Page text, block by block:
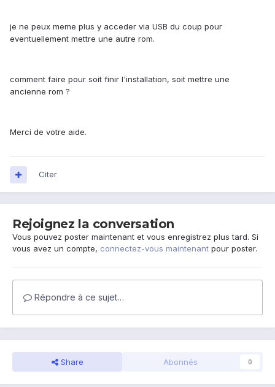
je ne peux meme plus y acceder via USB du coup pour
eventuellement mettre une autre rom.
comment faire pour soit finir l'installation, soit mettre une
ancienne rom ?
Merci de votre aide.
Citer
Rejoignez la conversation
Vous pouvez poster maintenant et vous enregistrez plus tard. Si
vous avez un compte, connectez-vous maintenant pour poster.
Répondre à ce sujet…
Share Abonnés 0